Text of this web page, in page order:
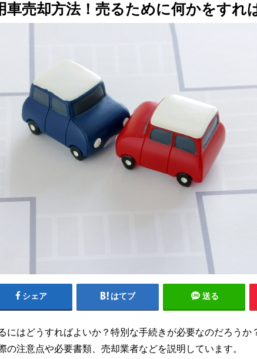
車売却方法！売るために何かをすれ
シェア はてブ 送る
にはどうすればよいか？特別な手続きが必要なのだろうか
の注意点や必要書類、売却業者などを説明しています。